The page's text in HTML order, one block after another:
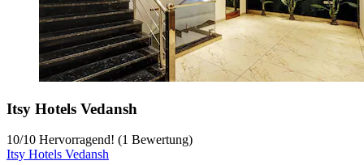
Itsy Hotels Vedansh
10/10 Hervorragend! (1 Bewertung)
Itsy Hotels Vedansh